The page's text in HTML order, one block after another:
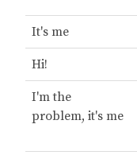
It's me
Hi!
I'm the
problem, it's me